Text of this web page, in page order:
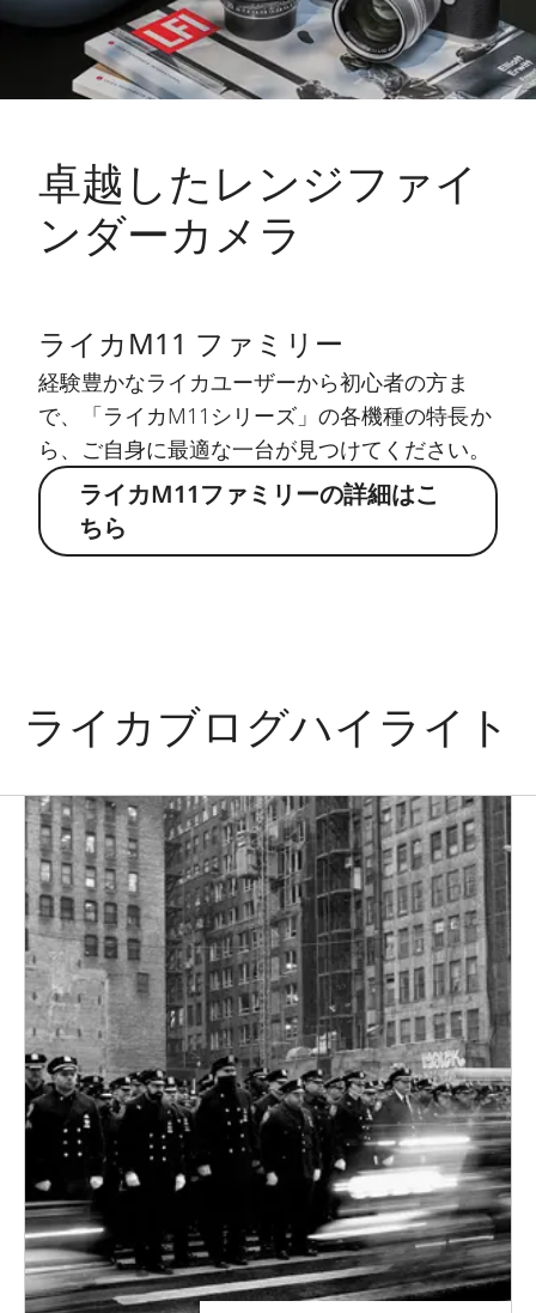
卓越したレンジファイ
ンダーカメラ
ライカM11 ファミリー
経験豊かなライカユーザーから初心者の方ま
で、「ライカM11シリーズ」の各機種の特長か
ら、ご自身に最適な一台が見つけてください。
ライカM11ファミリーの詳細はこ
ちら
ライカブログハイライト